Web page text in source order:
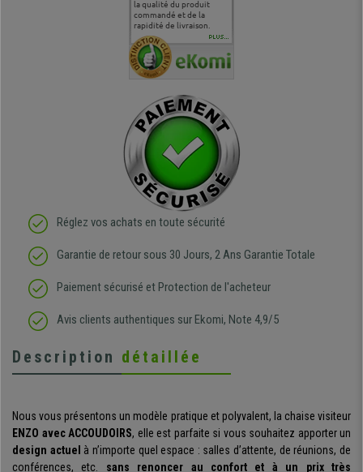
la qualité du produit
commandé et de la
rapidité de livraison.
de l'aménagement et ne
regrette pas mon achat.
PLUS...
Réglez vos achats en toute sécurité
Garantie de retour sous 30 Jours, 2 Ans Garantie Totale
Paiement sécurisé et Protection de l'acheteur
Avis clients authentiques sur Ekomi, Note 4,9/5
Description détaillée
Nous vous présentons un modèle pratique et polyvalent, la chaise visiteur
ENZO avec ACCOUDOIRS, elle est parfaite si vous souhaitez apporter un
design actuel à n’importe quel espace : salles d’attente, de réunions, de
conférences, etc. sans renoncer au confort et à un prix très